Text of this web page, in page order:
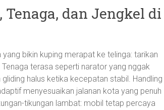
dan Jengkel di
bikin kuping merapat ke telinga: tarikan
terasa seperti narator yang nggak
halus ketika kecepatan stabil. Handling
menyesuaikan jalanan kota yang penuh
tikungan lambat: mobil tetap percaya